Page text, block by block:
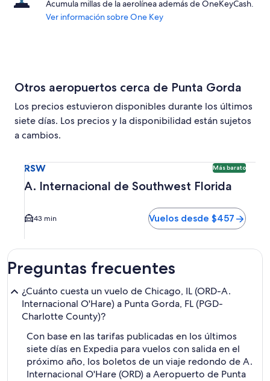
Acumula millas de la aerolínea además de OneKeyCash.
Ver información sobre One Key
Otros aeropuertos cerca de Punta Gorda
Los precios estuvieron disponibles durante los últimos
siete días. Los precios y la disponibilidad están sujetos
a cambios.
RSW Más barato
A. Internacional de Southwest Florida
43 min Vuelos desde $457
Preguntas frecuentes
¿Cuánto cuesta un vuelo de Chicago, IL (ORD-A.
Internacional O'Hare) a Punta Gorda, FL (PGD-
Charlotte County)?
Con base en las tarifas publicadas en los últimos
siete días en Expedia para vuelos con salida en el
próximo año, los boletos de un viaje redondo de A.
Internacional O'Hare (ORD) a Aeropuerto de Punta